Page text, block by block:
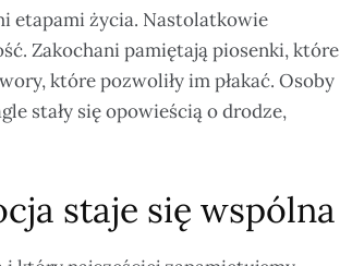
etapami życia. Nastolatkowie
Zakochani pamiętają piosenki, które
które pozwoliły im płakać. Osoby
stały się opowieścią o drodze,
staje się wspólna